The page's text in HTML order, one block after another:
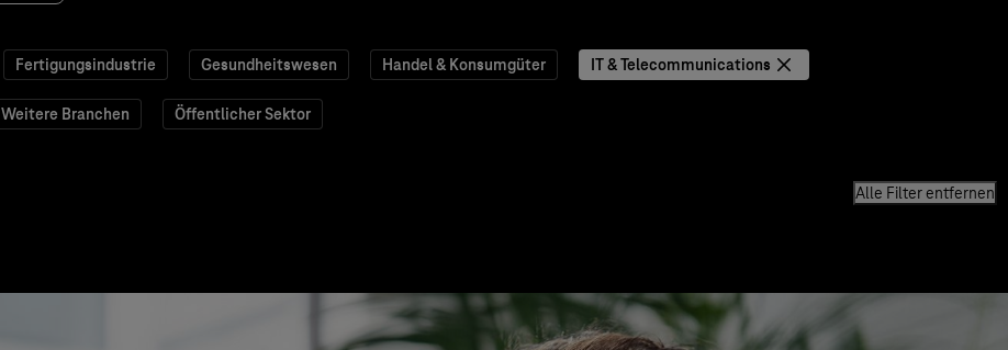
Fertigungsindustrie Gesundheitswesen Handel & Konsumgüter IT & Telecommunications
Weitere Branchen Öffentlicher Sektor
Alle Filter entfernen